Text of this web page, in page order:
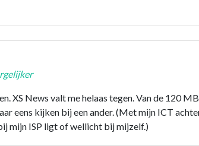
XS News valt me helaas tegen. Van de 120
eens kijken bij een ander. (Met mijn ICT
mijn ISP ligt of wellicht bij mijzelf.)